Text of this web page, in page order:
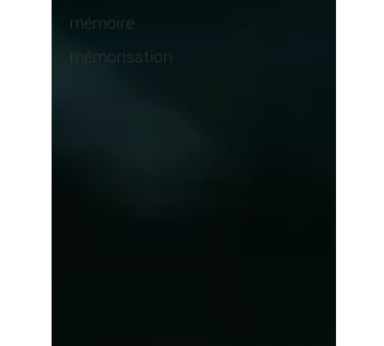
mémoire
mémorisation